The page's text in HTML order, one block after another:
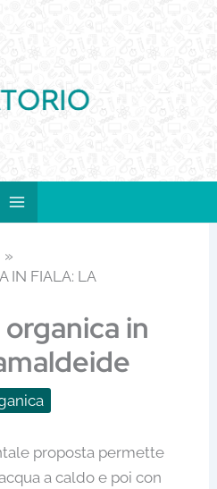
IN FIALA: LA
in
proposta permette
a caldo e poi con